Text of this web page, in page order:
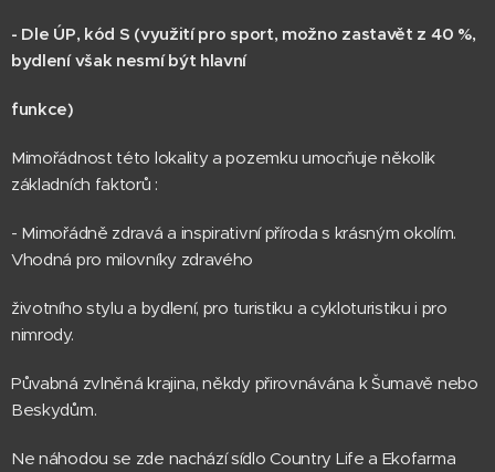
- Dle ÚP, kód S (využití pro sport, možno zastavět z 40 %,
bydlení však nesmí být hlavní
funkce)
Mimořádnost této lokality a pozemku umocňuje několik
základních faktorů :
- Mimořádně zdravá a inspirativní příroda s krásným okolím.
Vhodná pro milovníky zdravého
životního stylu a bydlení, pro turistiku a cykloturistiku i pro
nimrody.
Půvabná zvlněná krajina, někdy přirovnávána k Šumavě nebo
Beskydům.
Ne náhodou se zde nachází sídlo Country Life a Ekofarma